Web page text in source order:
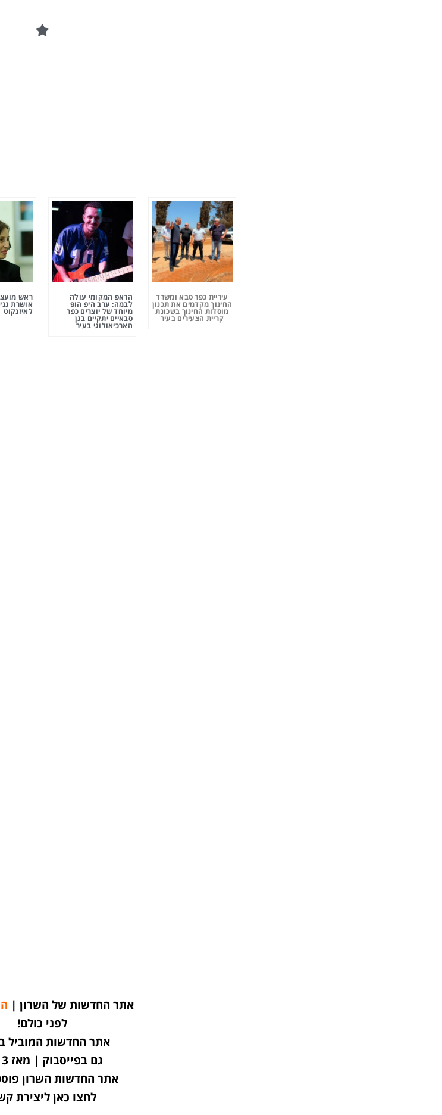
עיריית כפר סבא ומשרד
החינוך מקדמים את תכנון
מוסדות החינוך בשכונת
קריית הצעירים בעיר
הראפ המקומי עולה
לבמה: ערב היפ הופ
מיוחד של יוצרים כפר
סבאיים יתקיים בגן
הארכיאולוגי בעיר
ראש
אושרת
לאיזנקוט
אתר החדשות של השרון |
לפני כולם!
אתר החדשות המוביל
גם בפייסבוק | מאז 2013
אתר החדשות השרון פוסט
לחצו כאן ליצירת